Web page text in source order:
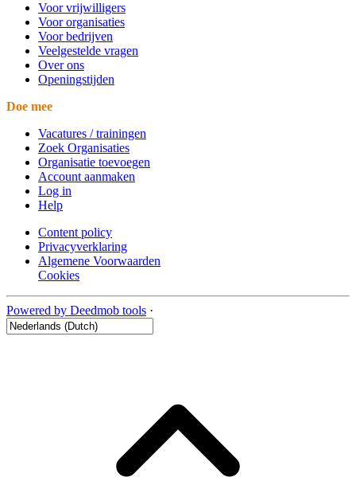
Voor vrijwilligers
Voor organisaties
Voor bedrijven
Veelgestelde vragen
Over ons
Openingstijden
Doe mee
Vacatures / trainingen
Zoek Organisaties
Organisatie toevoegen
Account aanmaken
Log in
Help
Content policy
Privacyverklaring
Algemene Voorwaarden
Cookies
Powered by Deedmob tools ·